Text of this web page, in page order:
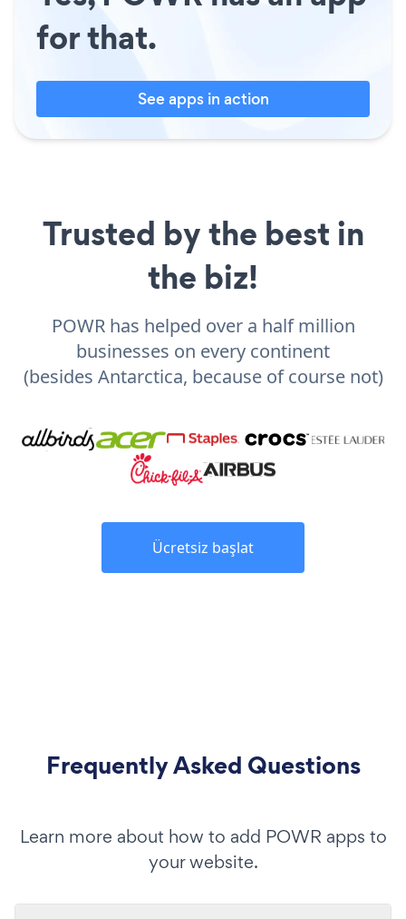
for that.
See apps in action
Trusted by the best in
the biz!
POWR has helped over a half million
businesses on every continent
(besides Antarctica, because of course not)
Ücretsiz başlat
Frequently Asked Questions
Learn more about how to add POWR apps to
your website.